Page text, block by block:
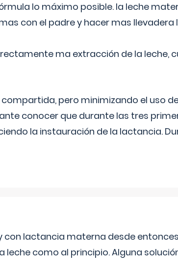
lo máximo posible. la leche
con el padre y hacer mas llevadera
ma extracción de la leche,
pero minimizando el uso
conocer que durante las tres
la instauración de la lactancia.
con lactancia materna desde
como al principio. Alguna